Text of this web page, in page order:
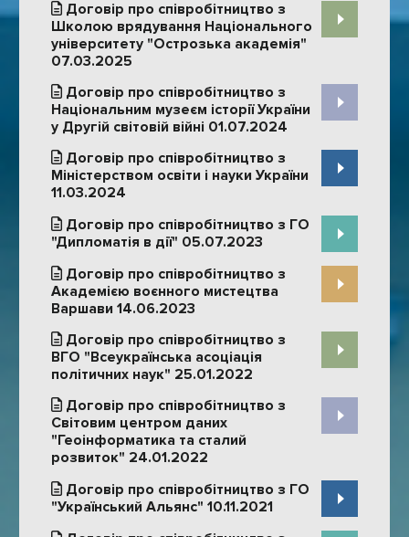
Договір про співробітництво з
Школою врядування Національного
університету "Острозька академія"
07.03.2025
Договір про співробітництво з
Національним музеєм історії України
у Другій світовій війні 01.07.2024
Договір про співробітництво з
Міністерством освіти і науки України
11.03.2024
Договір про співробітництво з ГО
"Дипломатія в дії" 05.07.2023
Договір про співробітництво з
Академією воєнного мистецтва
Варшави 14.06.2023
Договір про співробітництво з
ВГО "Всеукраїнська асоціація
політичних наук" 25.01.2022
Договір про співробітництво з
Світовим центром даних
"Геоінформатика та сталий
розвиток" 24.01.2022
Договір про співробітництво з ГО
"Український Альянс" 10.11.2021